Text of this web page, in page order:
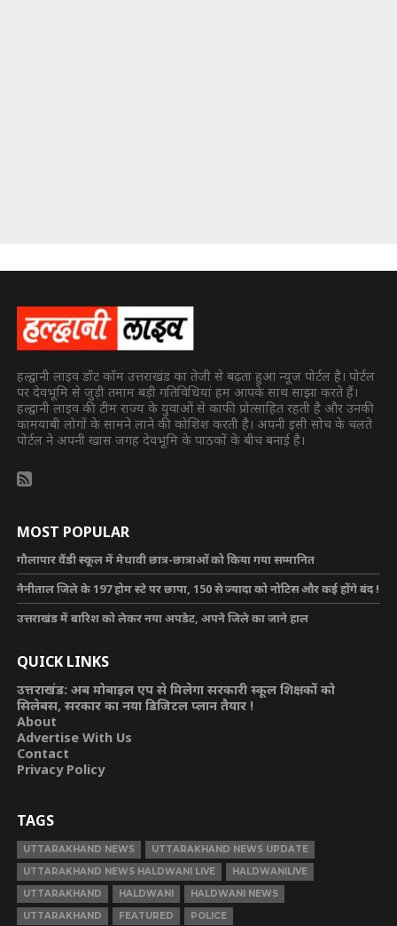
हल्द्वानी लाइव डॉट कॉम उत्तराखंड का तेजी से बढ़ता हुआ न्यूज पोर्टल है। पोर्टल
पर देवभूमि से जुड़ी तमाम बड़ी गतिविधियां हम आपके साथ साझा करते हैं।
हल्द्वानी लाइव की टीम राज्य के युवाओं से काफी प्रोत्साहित रहती है और उनकी
कामयाबी लोगों के सामने लाने की कोशिश करती है। अपनी इसी सोच के चलते
पोर्टल ने अपनी खास जगह देवभूमि के पाठकों के बीच बनाई है।
MOST POPULAR
गौलापार वैंडी स्कूल में मेधावी छात्र-छात्राओं को किया गया सम्मानित
नैनीताल जिले के 197 होम स्टे पर छापा, 150 से ज्यादा को नोटिस और कई होंगे बंद !
उत्तराखंड में बारिश को लेकर नया अपडेट, अपने जिले का जाने हाल
QUICK LINKS
उत्तराखंड: अब मोबाइल एप से मिलेगा सरकारी स्कूल शिक्षकों को
सिलेबस, सरकार का नया डिजिटल प्लान तैयार !
About
Advertise With Us
Contact
Privacy Policy
TAGS
UTTARAKHAND NEWS
UTTARAKHAND NEWS UPDATE
UTTARAKHAND NEWS HALDWANI LIVE
HALDWANILIVE
UTTARAKHAND
HALDWANI
HALDWANI NEWS
UTTARAKHAND
FEATURED POLICE